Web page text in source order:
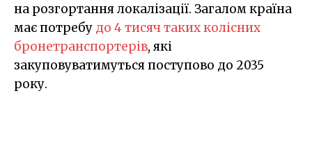
на розгортання локалізації. Загалом країна
має потребу до 4 тисяч таких колісних
бронетранспортерів, які
закуповуватимуться поступово до 2035
року.